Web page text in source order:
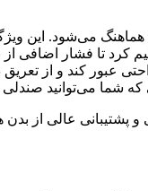
کرد تا فشار اضافی از
عبور کند و از
شما می‌توانید صندلی
عالی از بدن